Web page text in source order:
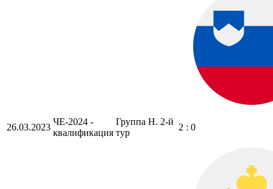
26.03.2023
ЧЕ-2024 -
квалификация
Группа H. 2-й
тур
2 : 0